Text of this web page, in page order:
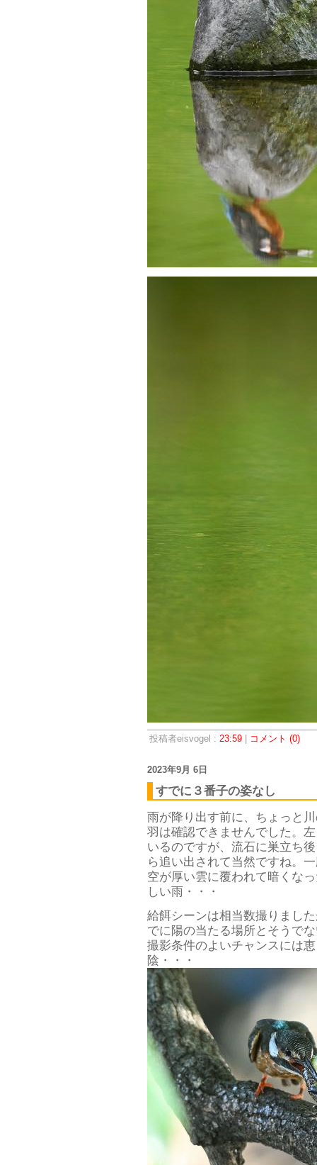
投稿者eisvogel : 23:59| コメント (0)
2023年9月 6日
すでに３番子の姿なし
雨が降り出す前に、ちょっと
羽は確認できませんでした。
いるのですが、流石に巣立ち
ら追い出されて当然ですね。
空が厚い雲に覆われて暗くな
しい雨・・・
給餌シーンは相当数撮りまし
でに陽の当たる場所とそうで
撮影条件のよいチャンスには
陰・・・